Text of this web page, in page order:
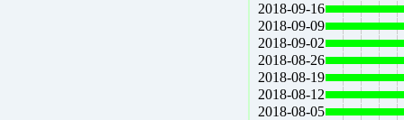
2018-09-16
2018-09-09
2018-09-02
2018-08-26
2018-08-19
2018-08-12
2018-08-05